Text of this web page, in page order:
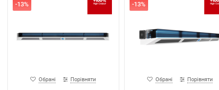
-13%
Обрані Порівняти
-13%
Обрані Порівняти